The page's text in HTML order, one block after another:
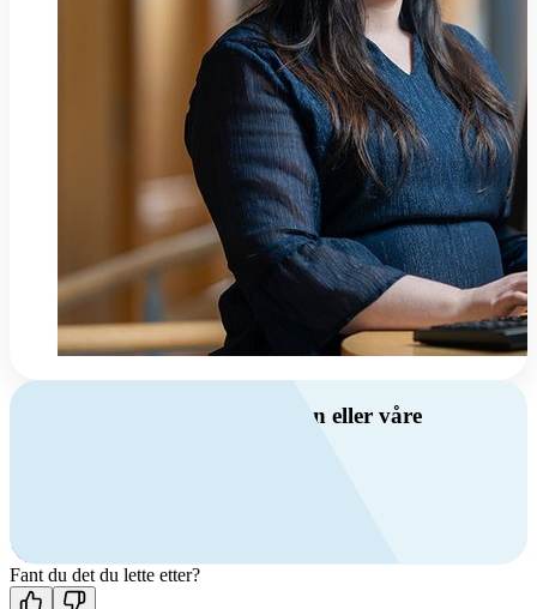
Har du spørsmål om ventilasjon eller våre
Kontakt oss
Fant du det du lette etter?